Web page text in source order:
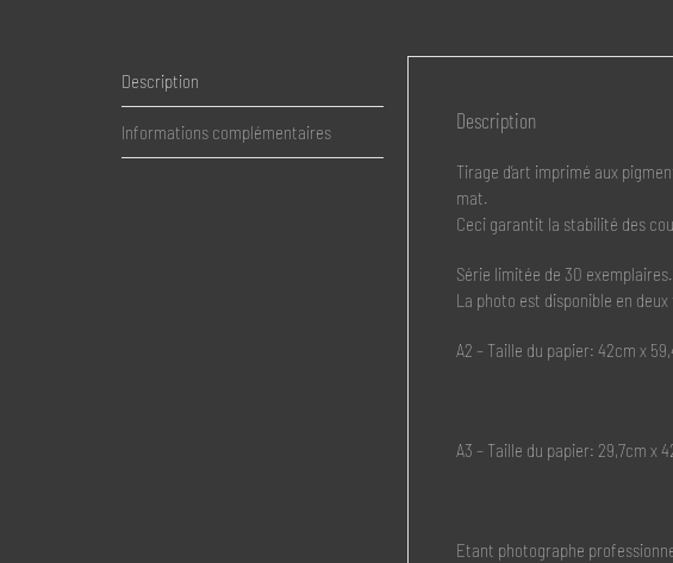
Description
Informations complémentaires Description
Tirage d’art imprimé aux
mat.
Ceci garantit la stabilité des
Série limitée de 30 exemplaires.
La photo est disponible en
A2 – Taille du papier: 42cm x
A3 – Taille du papier: 29,7cm x
Etant photographe